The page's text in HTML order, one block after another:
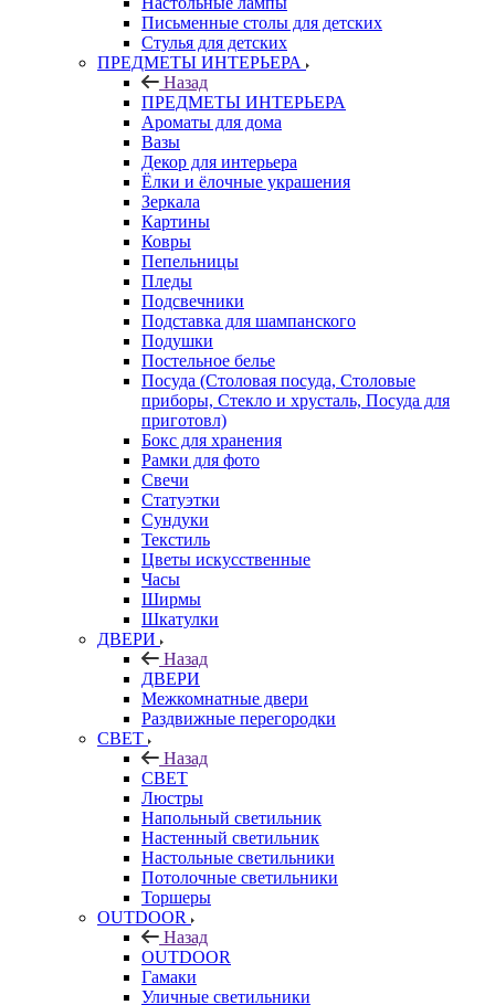
Письменные столы для детских
Стулья для детских
ПРЕДМЕТЫ ИНТЕРЬЕРА
Назад
ПРЕДМЕТЫ ИНТЕРЬЕРА
Ароматы для дома
Вазы
Декор для интерьера
Ёлки и ёлочные украшения
Зеркала
Картины
Ковры
Пепельницы
Пледы
Подсвечники
Подставка для шампанского
Подушки
Постельное белье
Посуда (Столовая посуда, Столовые
приборы, Стекло и хрусталь, Посуда для
приготовл)
Бокс для хранения
Рамки для фото
Свечи
Статуэтки
Сундуки
Текстиль
Цветы искусственные
Часы
Ширмы
Шкатулки
ДВЕРИ
Назад
ДВЕРИ
Межкомнатные двери
Раздвижные перегородки
СВЕТ
Назад
СВЕТ
Люстры
Напольный светильник
Настенный светильник
Настольные светильники
Потолочные светильники
Торшеры
OUTDOOR
Назад
OUTDOOR
Гамаки
Уличные светильники